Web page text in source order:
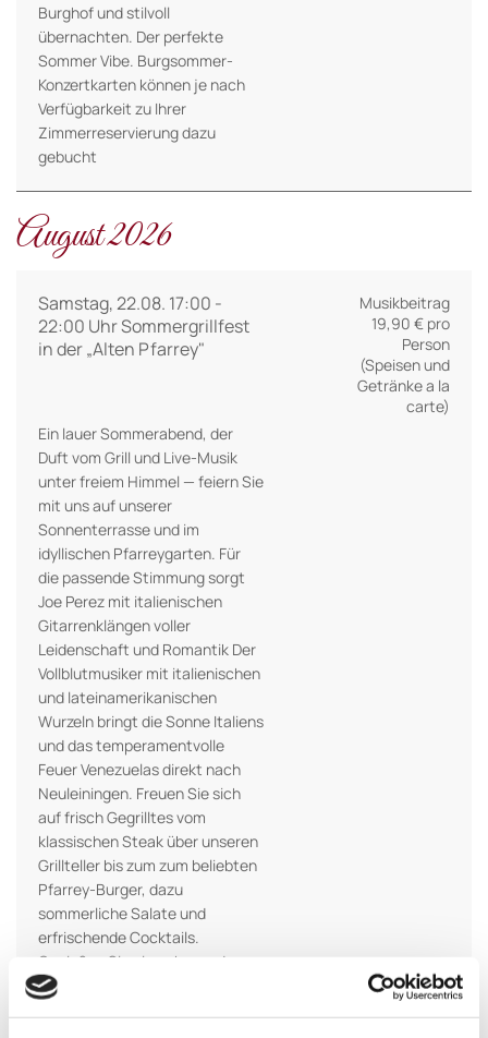
Burghof und stilvoll
übernachten. Der perfekte
Sommer Vibe. Burgsommer-
Konzertkarten können je nach
Verfügbarkeit zu Ihrer
Zimmerreservierung dazu
gebucht
August 2026
Samstag, 22.08. 17:00 -
22:00 Uhr Sommergrillfest
in der „Alten Pfarrey"
Musikbeitrag
19,90 € pro
Person
(Speisen und
Getränke a la
carte)
Ein lauer Sommerabend, der
Duft vom Grill und Live-Musik
unter freiem Himmel — feiern Sie
mit uns auf unserer
Sonnenterrasse und im
idyllischen Pfarreygarten. Für
die passende Stimmung sorgt
Joe Perez mit italienischen
Gitarrenklängen voller
Leidenschaft und Romantik Der
Vollblutmusiker mit italienischen
und lateinamerikanischen
Wurzeln bringt die Sonne Italiens
und das temperamentvolle
Feuer Venezuelas direkt nach
Neuleiningen. Freuen Sie sich
auf frisch Gegrilltes vom
klassischen Steak über unseren
Grillteller bis zum zum beliebten
Pfarrey-Burger, dazu
sommerliche Salate und
erfrischende Cocktails.
Genießen Sie einen besonderen
Sommerabend in entspannter